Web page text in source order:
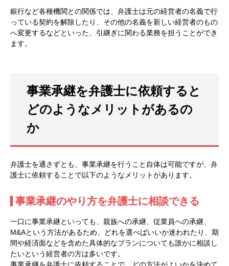
銀行など各種機関との関係では、弁護士は元の経営者の名義で行
っている契約を解除したり、その他の名義を新しい経営者のもの
へ変更するなどといった、引継ぎに関わる業務を担うことができ
ます。
事業承継を弁護士に依頼すると
どのようなメリットがあるの
か
弁護士を通さずとも、事業承継を行うこと自体は可能ですが、弁
護士に依頼することで以下のようなメリットがあります。
事業承継のやり方を弁護士に相談できる
一口に事業承継といっても、親族への承継、従業員への承継、
M&Aという方法があるため、どれを選べばいいか迷われたり、期
間や経済面などを含めた具体的なプランについても誰かに相談し
たいという経営者の方は多いです。